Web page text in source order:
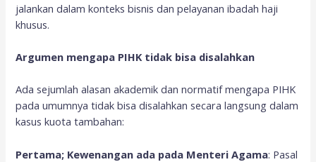
jalankan dalam konteks bisnis dan pelayanan ibadah haji
khusus.
Argumen mengapa PIHK tidak bisa disalahkan
Ada sejumlah alasan akademik dan normatif mengapa PIHK
pada umumnya tidak bisa disalahkan secara langsung dalam
kasus kuota tambahan:
Pertama; Kewenangan ada pada Menteri Agama: Pasal